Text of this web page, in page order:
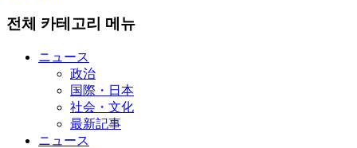
전체 카테고리 메뉴
ニュース
政治
国際・日本
社会・文化
最新記事
ニュース